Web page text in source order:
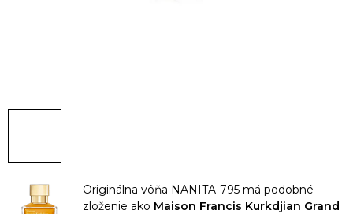
Originálna vôňa NANITA-795 má podobné
zloženie ako Maison Francis Kurkdjian Grand